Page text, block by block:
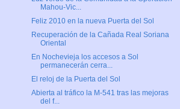
Mahou-Vic...
Feliz 2010 en la nueva Puerta del Sol
Recuperación de la Cañada Real Soriana
Oriental
En Nochevieja los accesos a Sol
permanecerán cerra...
El reloj de la Puerta del Sol
Abierta al tráfico la M-541 tras las mejoras
del f...